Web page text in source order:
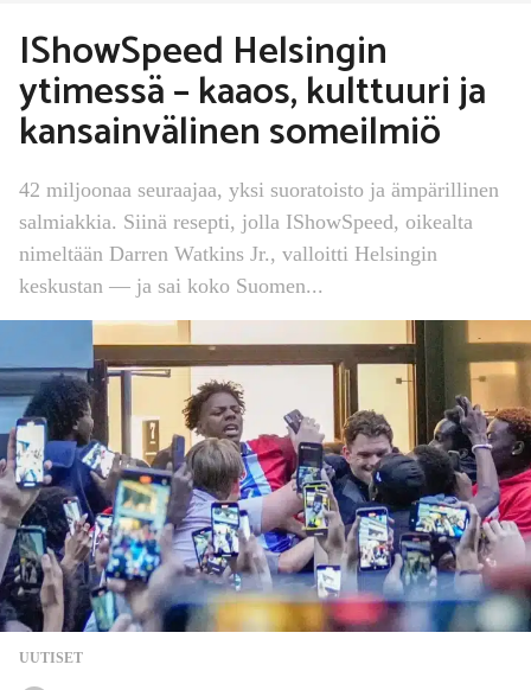
IShowSpeed Helsingin
ytimessä – kaaos, kulttuuri ja
kansainvälinen someilmiö
42 miljoonaa seuraajaa, yksi suoratoisto ja ämpärillinen
salmiakkia. Siinä resepti, jolla IShowSpeed, oikealta
nimeltään Darren Watkins Jr., valloitti Helsingin
keskustan — ja sai koko Suomen...
UUTISET